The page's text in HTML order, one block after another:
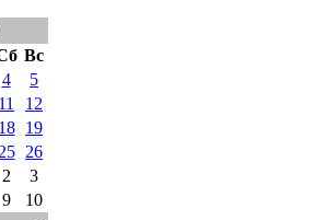
Вс
4
5
11
12
18
19
25
26
2
3
9
10